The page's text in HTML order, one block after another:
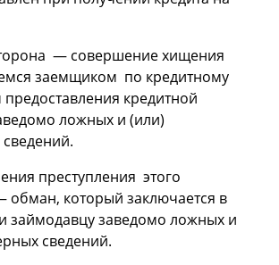
— совершение хищения
заемщиком по кредитному
кредитной
ложных и (или)
преступления этого
обман, который заключается в
займодавцу заведомо ложных и
сведений.